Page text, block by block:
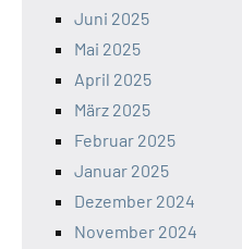
Juni 2025
Mai 2025
April 2025
März 2025
Februar 2025
Januar 2025
Dezember 2024
November 2024